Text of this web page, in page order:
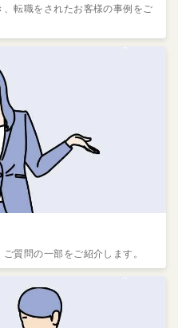
転職をされたお客様の事例をご
質問の一部をご紹介します。